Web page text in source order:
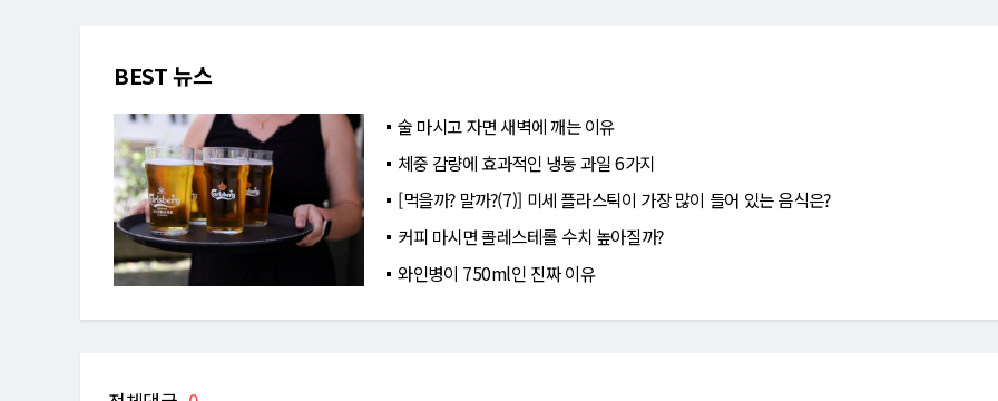
BEST 뉴스
술 마시고 자면 새벽에 깨는 이유
체중 감량에 효과적인 냉동 과일 6가지
[먹을까? 말까?(7)] 미세 플라스틱이 가장 많이 들어 있는 음식은?
커피 마시면 콜레스테롤 수치 높아질까?
와인병이 750ml인 진짜 이유